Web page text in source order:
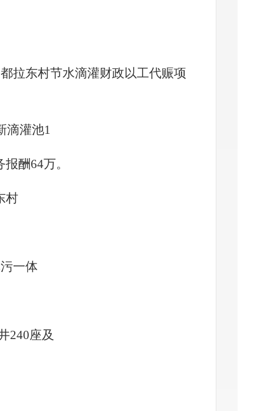
拉东村节水滴灌财政以工代赈项
滴灌池1
酬64万。
村
一体
240座及